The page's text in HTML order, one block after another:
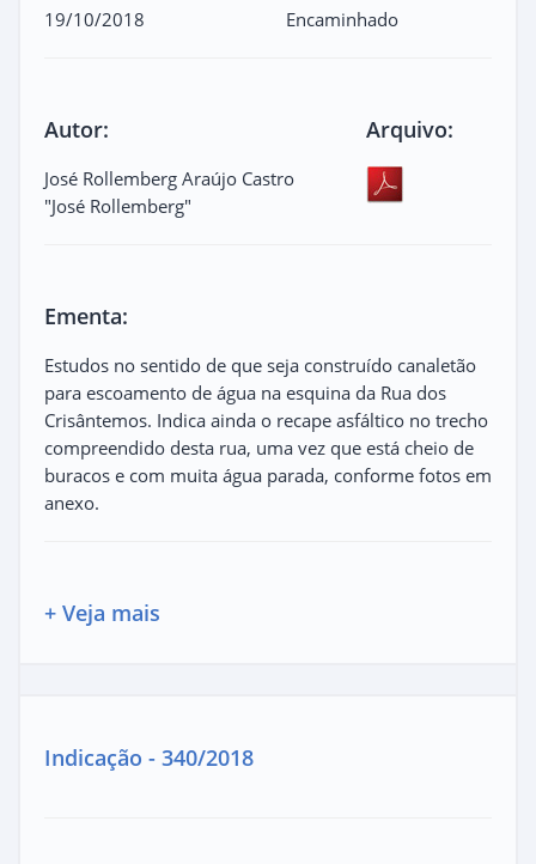
19/10/2018 Encaminhado
Autor:
José Rollemberg Araújo Castro
"José Rollemberg"
Arquivo:
Ementa:
Estudos no sentido de que seja construído canaletão
para escoamento de água na esquina da Rua dos
Crisântemos. Indica ainda o recape asfáltico no trecho
compreendido desta rua, uma vez que está cheio de
buracos e com muita água parada, conforme fotos em
anexo.
+ Veja mais
Indicação - 340/2018